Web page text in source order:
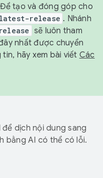
tạo và đóng góp cho
release . Nhánh
sẽ luôn tham
nhất được chuyển
hãy xem bài viết Các
dịch nội dung sang
bằng AI có thể có lỗi.